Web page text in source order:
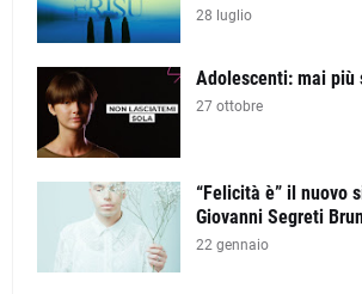
28 luglio
Adolescenti: mai più
27 ottobre
“Felicità è” il nuovo
Giovanni Segreti
22 gennaio